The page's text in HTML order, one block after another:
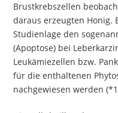
Brustkrebszellen
daraus erzeugten Honig.
Studienlage den
(Apoptose) bei
Leukämiezellen bzw.
für die enthaltenen
nachgewiesen werden